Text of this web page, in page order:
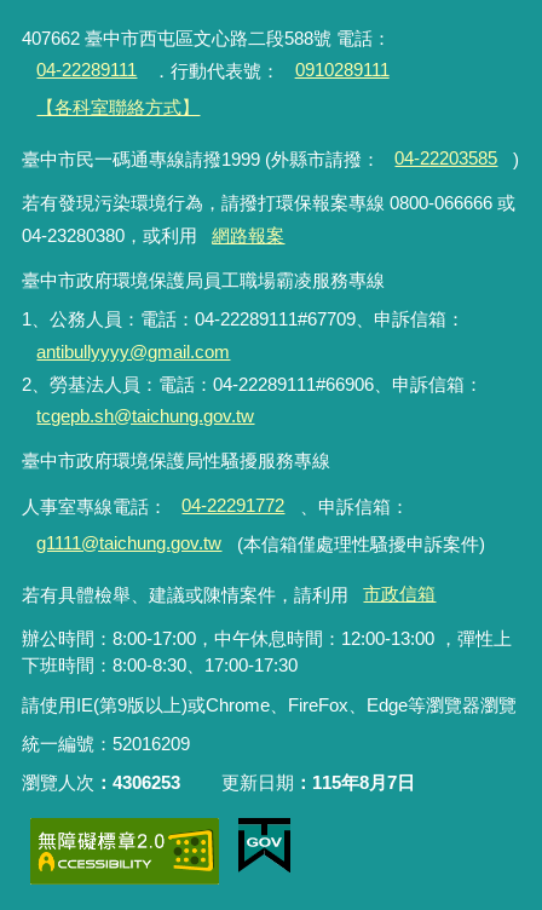
407662 臺中市西屯區文心路二段588號 電話：
04-22289111
．行動代表號：
0910289111
【各科室聯絡方式】
臺中市民一碼通專線請撥1999 (外縣市請撥： 04-22203585 )
若有發現污染環境行為，請撥打環保報案專線 0800-066666 或
04-23280380，或利用
網路報案
臺中市政府環境保護局員工職場霸凌服務專線
1、公務人員：電話：04-22289111#67709、申訴信箱：
antibullyyyy@gmail.com
2、勞基法人員：電話：04-22289111#66906、申訴信箱：
tcgepb.sh@taichung.gov.tw
臺中市政府環境保護局性騷擾服務專線
人事室專線電話： 04-22291772 、申訴信箱 ：
g1111@taichung.gov.tw
(本信箱僅處理性騷擾申訴案件)
若有具體檢舉、建議或陳情案件，請利用 市政信箱
辦公時間：8:00-17:00，中午休息時間：12:00-13:00 ，彈性上
下班時間：8:00-8:30、17:00-17:30
請使用IE(第9版以上)或Chrome、FireFox、Edge等瀏覽器瀏覽
統一編號：52016209
瀏覽人次
4306253 更新日期 115年8月7日